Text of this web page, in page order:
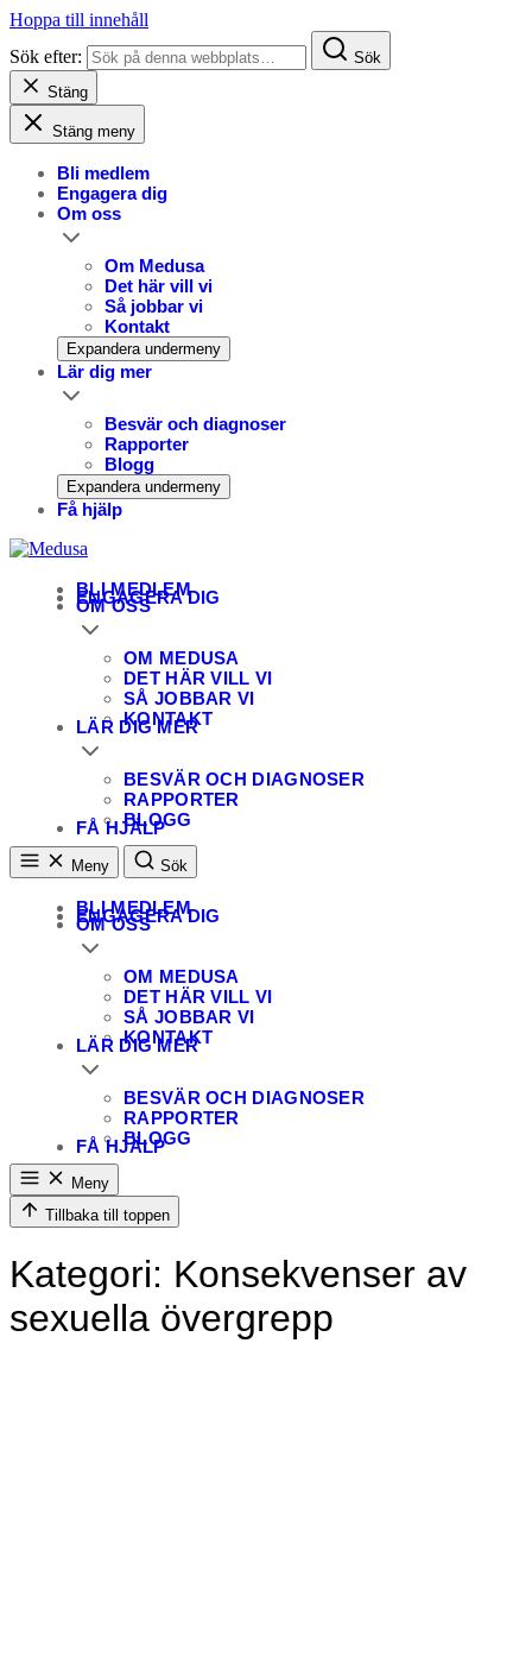
Hoppa till innehåll
Sök efter:
Sök
Stäng
Stäng meny
Bli medlem
Engagera dig
Om oss
Om Medusa
Det här vill vi
Så jobbar vi
Kontakt
Expandera undermeny
Lär dig mer
Besvär och diagnoser
Rapporter
Blogg
Expandera undermeny
Få hjälp
Medusa
En patientförening för personer som utsatts för sexuella övergrepp
BLI MEDLEM
ENGAGERA DIG
OM OSS
OM MEDUSA
DET HÄR VILL VI
SÅ JOBBAR VI
KONTAKT
LÄR DIG MER
BESVÄR OCH DIAGNOSER
RAPPORTER
BLOGG
FÅ HJÄLP
Meny Sök
BLI MEDLEM
ENGAGERA DIG
OM OSS
OM MEDUSA
DET HÄR VILL VI
SÅ JOBBAR VI
KONTAKT
LÄR DIG MER
BESVÄR OCH DIAGNOSER
RAPPORTER
BLOGG
FÅ HJÄLP
Meny
Tillbaka till toppen
Kategori: Konsekvenser av
sexuella övergrepp